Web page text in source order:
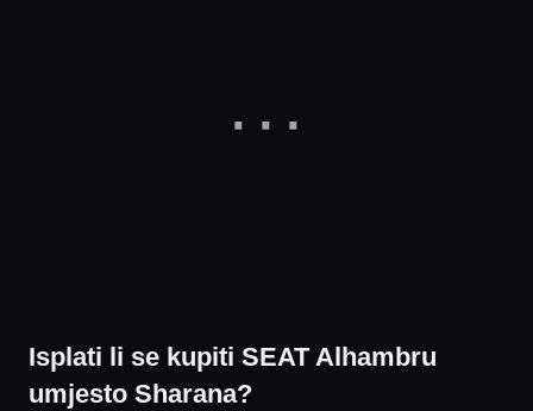
Isplati li se kupiti SEAT Alhambru
umjesto Sharana?